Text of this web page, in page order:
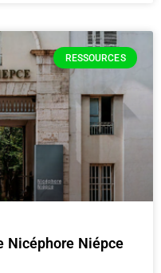
RESSOURCES
Nicéphore Niépce